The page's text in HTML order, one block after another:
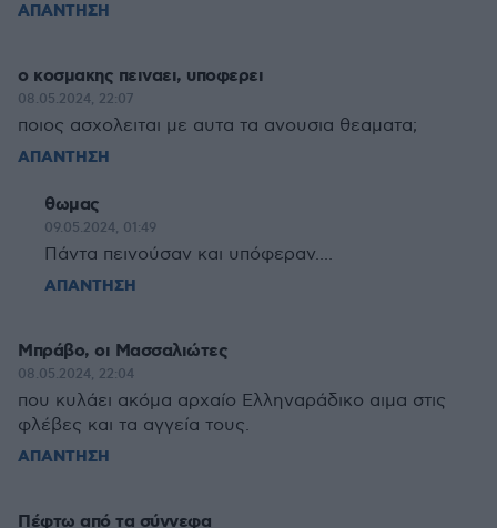
ΑΠΑΝΤΗΣΗ
ο κοσμακης πειναει, υποφερει
08.05.2024, 22:07
ποιος ασχολειται με αυτα τα ανουσια θεαματα;
ΑΠΑΝΤΗΣΗ
θωμας
09.05.2024, 01:49
Πάντα πεινούσαν και υπόφεραν....
ΑΠΑΝΤΗΣΗ
Μπράβο, οι Μασσαλιώτες
08.05.2024, 22:04
που κυλάει ακόμα αρχαίο Ελληναράδικο αιμα στις
φλέβες και τα αγγεία τους.
ΑΠΑΝΤΗΣΗ
Πέφτω από τα σύννεφα